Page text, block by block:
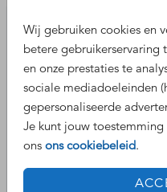
Wij gebruiken cookies en
betere gebruikerservaring
en onze prestaties te
sociale mediadoeleinden
gepersonaliseerde
Je kunt jouw
ons ons cookiebeleid.